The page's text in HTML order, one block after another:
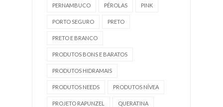
PERNAMBUCO PÉROLAS PINK
PORTO SEGURO PRETO
PRETO E BRANCO
PRODUTOS BONS E BARATOS
PRODUTOS HIDRAMAIS
PRODUTOS NEEDS PRODUTOS NÍVEA
PROJETO RAPUNZEL QUERATINA